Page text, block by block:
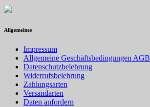
Allgemeines
Impressum
Allgemeine Geschäftsbedingungen AGB
Datenschutzbelehrung
Widerrufsbelehrung
Zahlungsarten
Versandarten
Daten anfordern